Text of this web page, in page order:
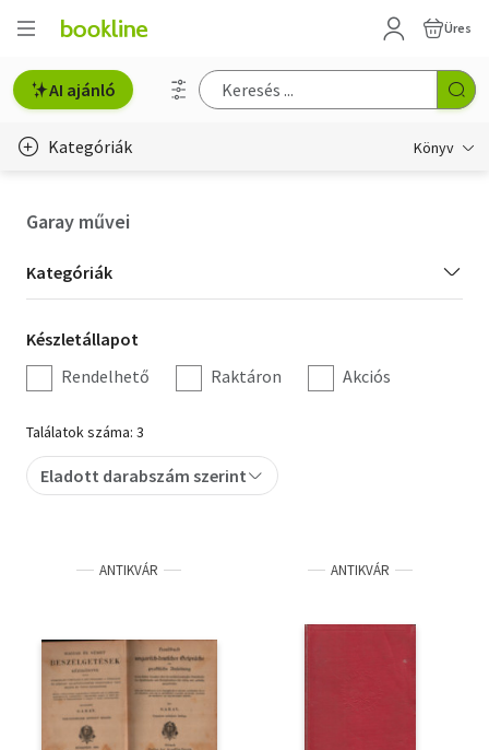
Üres
AI ajánló
Kategóriák Könyv
Hobbi, szabadidő
Irodalom
Művészet
Szakkönyv
Tankönyv, segédkönyv
Természettudomány
Történelem
Garay művei
Kategória
szűrés
Kategóriák
Készletállapot
szűrés
Készletállapot
Rendelhető
Raktáron Akciós
Találatok száma: 3
Eladott darabszám szerint
ANTIKVÁR ANTIKVÁR